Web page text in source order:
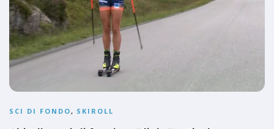
SCI DI FONDO, SKIROLL